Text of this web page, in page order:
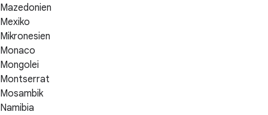
Mazedonien
Mexiko
Mikronesien
Monaco
Mongolei
Montserrat
Mosambik
Namibia